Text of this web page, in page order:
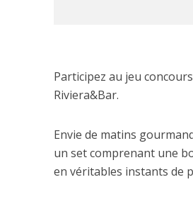
Participez au jeu
Riviera&Bar.
Envie de matins
un set comprenant une
en véritables instants de